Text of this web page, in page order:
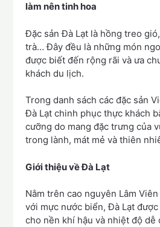
làm nên tinh hoa
Đặc sản Đà Lạt là hồng treo
trà… Đây đều là những món
được biết đến rộng rãi và ưa
khách du lịch.
Trong danh sách các đặc sản
Đà Lạt chinh phục thực khách
cưỡng do mang đặc trưng của
trong lành, mát mẻ và thiên
Giới thiệu về Đà Lạt
Nằm trên cao nguyên Lâm
với mực nước biển, Đà Lạt
cho nền khí hậu và nhiệt độ dễ